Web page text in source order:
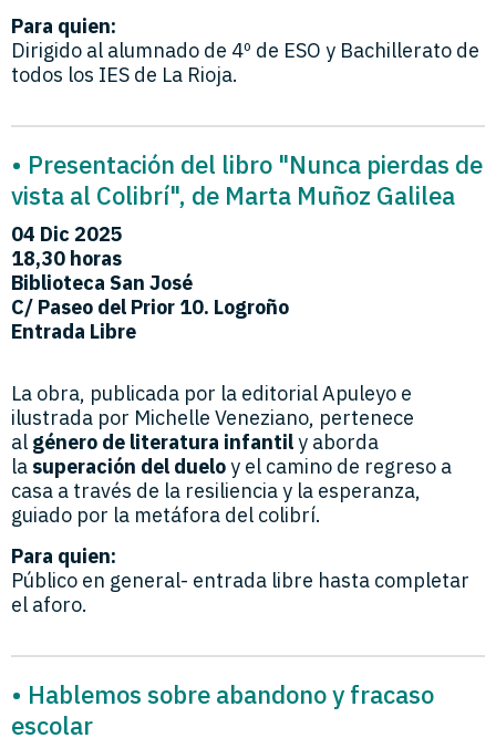
Para quien:
Dirigido al alumnado de 4º de ESO y Bachillerato de
todos los IES de La Rioja.
• Presentación del libro "Nunca pierdas de
vista al Colibrí", de Marta Muñoz Galilea
04 Dic 2025
18,30 horas
Biblioteca San José
C/ Paseo del Prior 10. Logroño
Entrada Libre
La obra, publicada por la editorial Apuleyo e
ilustrada por Michelle Veneziano, pertenece
al género de literatura infantily aborda
la superación del dueloy el camino de regreso a
casa a través de la resiliencia y la esperanza,
guiado por la metáfora del colibrí.
Para quien:
Público en general- entrada libre hasta completar
el aforo.
• Hablemos sobre abandono y fracaso
escolar